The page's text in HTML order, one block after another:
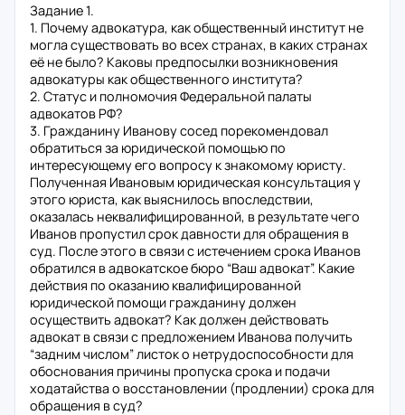
Задание 1.
1. Почему адвокатура, как общественный институт не
могла существовать во всех странах, в каких странах
её не было? Каковы предпосылки возникновения
адвокатуры как общественного института?
2. Статус и полномочия Федеральной палаты
адвокатов РФ?
3. Гражданину Иванову сосед порекомендовал
обратиться за юридической помощью по
интересующему его вопросу к знакомому юристу.
Полученная Ивановым юридическая консультация у
этого юриста, как выяснилось впоследствии,
оказалась неквалифицированной, в результате чего
Иванов пропустил срок давности для обращения в
суд. После этого в связи с истечением срока Иванов
обратился в адвокатское бюро “Ваш адвокат”. Какие
действия по оказанию квалифицированной
юридической помощи гражданину должен
осуществить адвокат? Как должен действовать
адвокат в связи с предложением Иванова получить
“задним числом” листок о нетрудоспособности для
обоснования причины пропуска срока и подачи
ходатайства о восстановлении (продлении) срока для
обращения в суд?